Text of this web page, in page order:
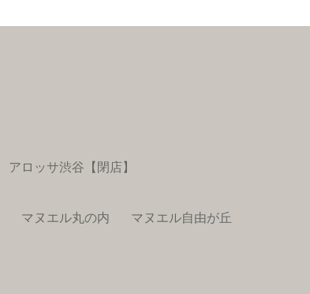
アロッサ渋谷【閉店】
マヌエル丸の内 マヌエル自由が丘